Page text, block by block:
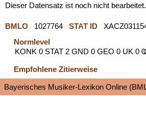
Dieser Datensatz ist noch nicht
BMLO 1027764 STAT ID
Normlevel
KONK 0 STAT 2 GND 0 GEO 0 UK 0
Empfohlene Zitierweise
Bayerisches Musiker-Lexikon Online